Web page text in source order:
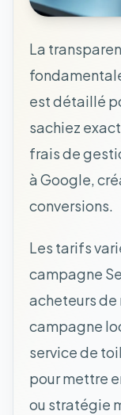
La
est détaillé
sachiez
frais de
à Google,
conversions.
Les tarifs
campagne
acheteurs
campagne
service de
pour mettre
ou stratégie